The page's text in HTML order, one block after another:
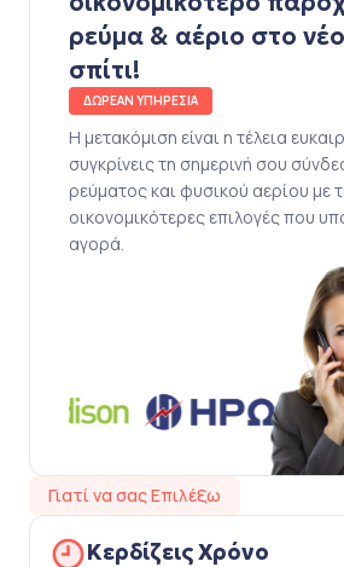
ρεύμα & αέριο στο
σπίτι!
ΔΩΡΕΑΝ ΥΠΗΡΕΣΙΑ
Η μετακόμιση είναι η τέλεια
συγκρίνεις τη σημερινή σου
ρεύματος και φυσικού αερίου με
οικονομικότερες επιλογές που
αγορά.
Γιατί να σας Επιλέξω
Κερδίζεις Χρόνο